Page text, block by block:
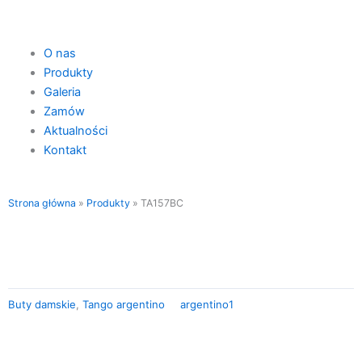
Main
Menu
O nas
Produkty
Galeria
Zamów
Aktualności
Kontakt
Strona główna » Produkty » TA157BC
Buty damskie Tango argentino argentino1